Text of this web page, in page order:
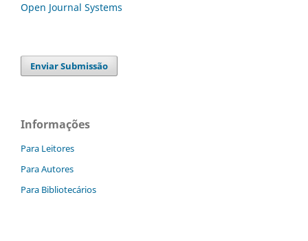
Open Journal Systems
Enviar Submissão
Informações
Para Leitores
Para Autores
Para Bibliotecários